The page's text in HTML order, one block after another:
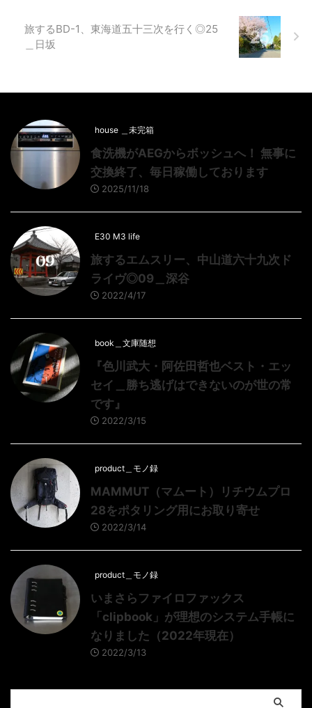
旅するBD-1、東海道五十三次を行く◎25
＿日坂
house ＿未完箱
食洗機がAEGからボッシュへ！ 無事に
交換終了、毎日稼働しております
2025/11/18
E30 M3 life
旅するエムスリー、中山道六十九次ド
ライヴ◎09＿深谷
2022/4/17
book＿文庫随想
『色川武大・阿佐田哲也ベスト・エッ
セイ＿勝ち逃げはできないのが世の常
です』
2022/3/15
product＿モノ録
MAMMUT（マムート）リチウムプロ
28をポタリング用にお取り寄せ
2022/3/14
product＿モノ録
いまさらファイロファックス
「clipbook」が理想のシステム手帳に
なりました（2022年現在）
2022/3/13